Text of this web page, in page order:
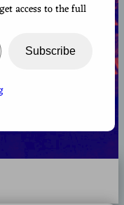
Bharatiya
access to the full
Subscribe